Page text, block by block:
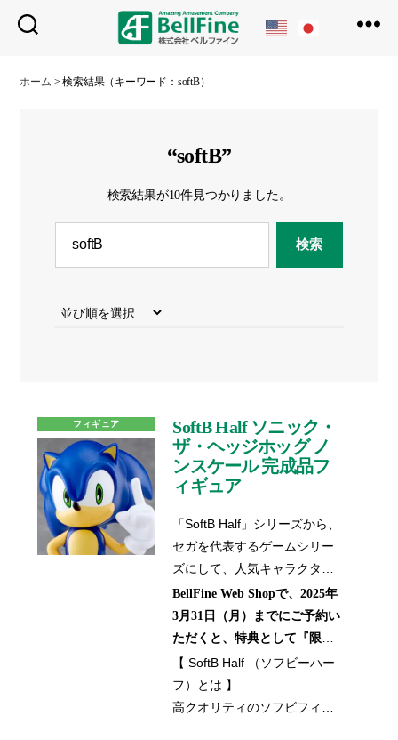
フ
ホーム >検索結果（キーワード：softB）
“softB”
検索結果が10件見つかりました。
フィギュア
SoftB Half ソニック・
ザ・ヘッジホッグ ノ
ンスケール 完成品フ
ィギュア
「SoftB Half」シリーズから、
セガを代表するゲームシリー
ズにして、人気キャラクター
である「ソニック・ザ・ヘッ
ジホッグ
」のソフビが登場！
2023年に発売をしました
「SoftB」シリーズのソニック
がハーフサイズ（約15cm）で
登場いたします。サイズが変
BellFine Web Shopで、2025年
3月31日（月）までにご予約い
ただくと、特典として『限定
ロゴアクリルスタンド』が付
属いたします。
※この特典は、BellFine Web
【 SoftB Half （ソフビーハー
フ）とは 】
高クオリティのソフビフィギ